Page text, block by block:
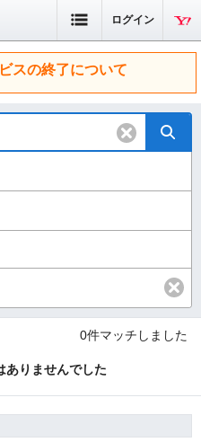
ログイン
スの終了について
0件マッチしました
ありませんでした